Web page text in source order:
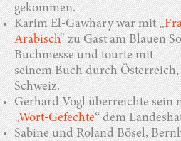
gekommen.
Karim El-Gawhary war mit „
Arabisch“ zu Gast am Blauen
Buchmesse und tourte mit
seinem Buch durch
Schweiz.
Gerhard Vogl überreichte sein
„Wort-Gefechte“ dem
Sabine und Roland Bösel,